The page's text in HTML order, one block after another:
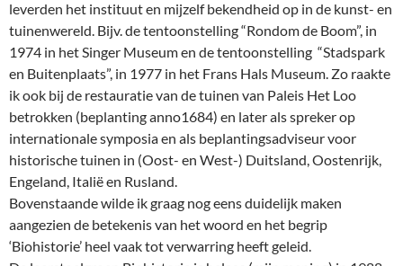
leverden het instituut en mijzelf bekendheid op in de kunst- en
tuinenwereld. Bijv. de tentoonstelling “Rondom de Boom”, in
1974 in het Singer Museum en de tentoonstelling “Stadspark
en Buitenplaats”, in 1977 in het Frans Hals Museum. Zo raakte
ik ook bij de restauratie van de tuinen van Paleis Het Loo
betrokken (beplanting anno1684) en later als spreker op
internationale symposia en als beplantingsadviseur voor
historische tuinen in (Oost- en West-) Duitsland, Oostenrijk,
Engeland, Italië en Rusland.
Bovenstaande wilde ik graag nog eens duidelijk maken
aangezien de betekenis van het woord en het begrip
‘Biohistorie’ heel vaak tot verwarring heeft geleid.